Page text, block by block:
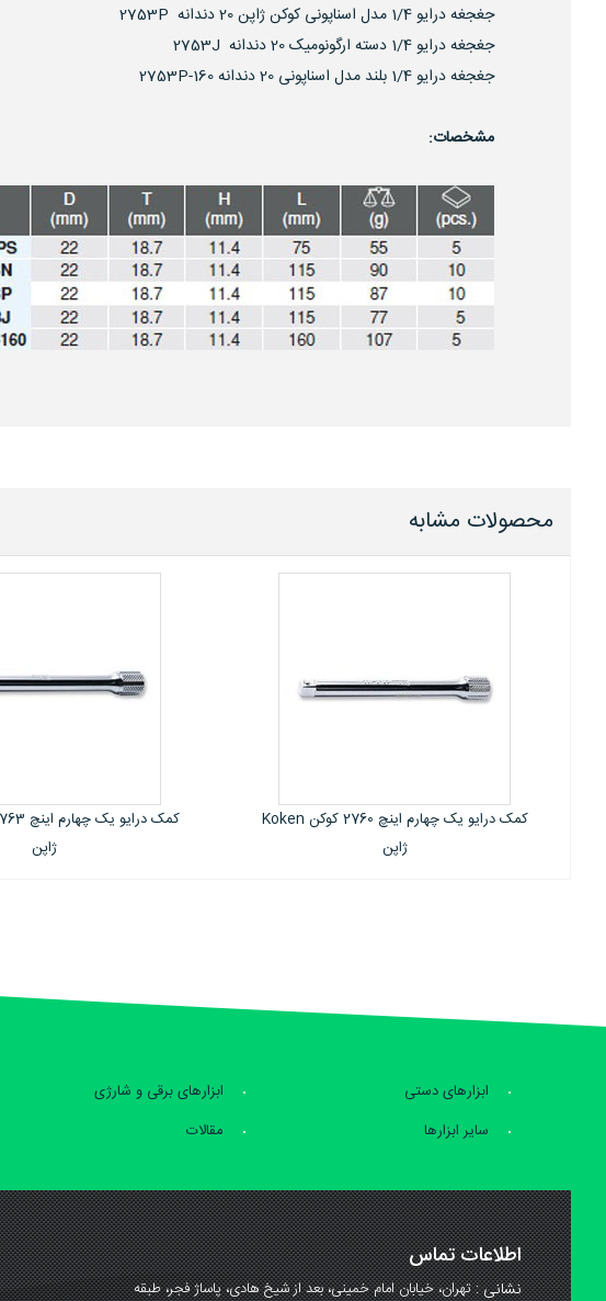
جغجغه درایو 1/4 مدل اسناپونی کوکن ژاپن 20 دندانه 2753P
جغجغه درایو 1/4 دسته ارگونومیک 20 دندانه 2753J
جغجغه درایو 1/4 بلند مدل اسناپونی 20 دندانه 2753P-160
مشخصات:
محصولات مشابه
کمک درایو یک چهارم اینچ 2763 کوکن Koken
ژاپن
ژاپن
ابزارهای دستی ابزارهای برقی و شارژی
سایر ابزارها
مقالات
اطلاعات تماس
نشانی :تهران، خیابان امام خمینی، بعد از شیخ هادی، پاساژ فجر، طبقه